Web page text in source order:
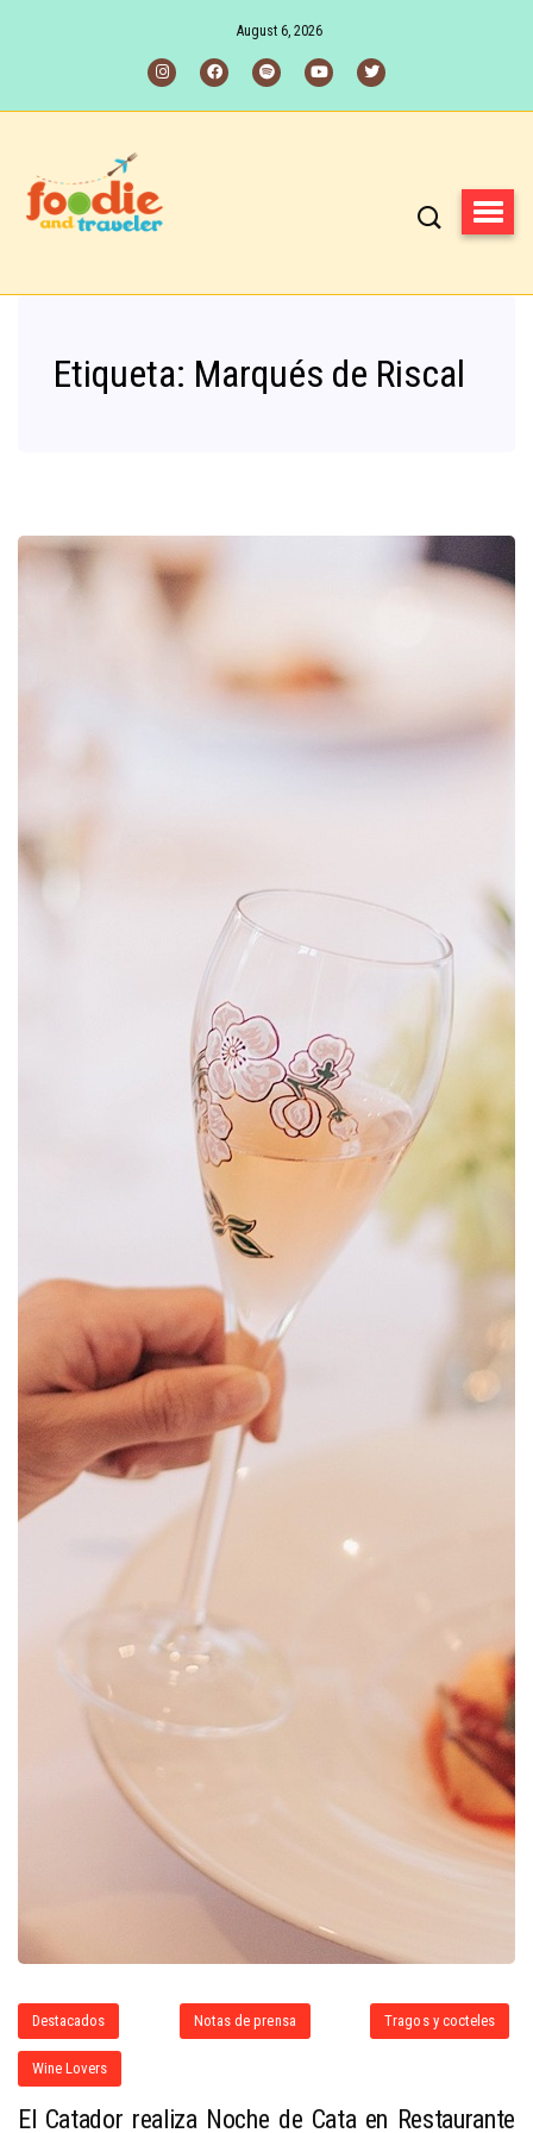
August 6, 2026
Etiqueta: Marqués de Riscal
Destacados Notas de prensa Tragos y cocteles
Wine Lovers
El Catador realiza Noche de Cata en Restaurante